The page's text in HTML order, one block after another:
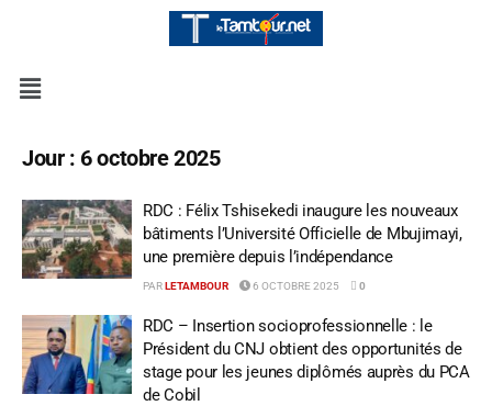
Jour : 6 octobre 2025
RDC : Félix Tshisekedi inaugure les nouveaux
bâtiments l’Université Officielle de Mbujimayi,
une première depuis l’indépendance
PAR LETAMBOUR 6 OCTOBRE 2025 0
RDC – Insertion socioprofessionnelle : le
Président du CNJ obtient des opportunités de
stage pour les jeunes diplômés auprès du PCA
de Cobil